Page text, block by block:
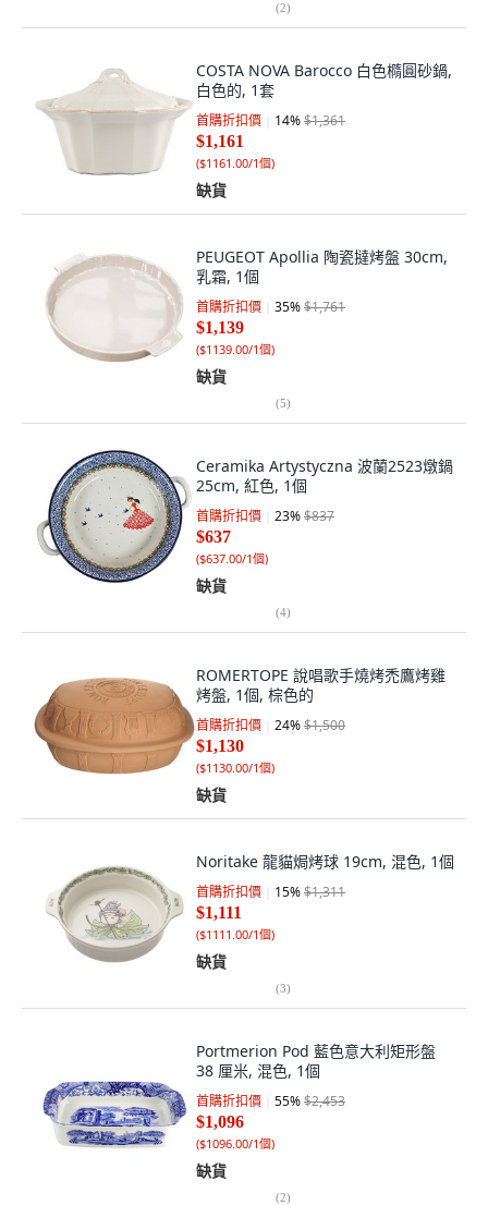
(2)
COSTA NOVA Barocco 白色橢圓砂鍋,
白色的, 1套
首購折扣價 14%$1,361
$1,161
($1161.00/1個)
缺貨
PEUGEOT Apollia 陶瓷撻烤盤 30cm,
乳霜, 1個
首購折扣價 35%$1,761
$1,139
($1139.00/1個)
缺貨
(5)
Ceramika Artystyczna 波蘭2523燉鍋
25cm, 紅色, 1個
首購折扣價 23%$837
$637
($637.00/1個)
缺貨
(4)
ROMERTOPE 說唱歌手燒烤禿鷹烤雞
烤盤, 1個, 棕色的
首購折扣價 24%$1,500
$1,130
($1130.00/1個)
缺貨
Noritake 龍貓焗烤球 19cm, 混色, 1個
首購折扣價 15%$1,311
$1,111
($1111.00/1個)
缺貨
(3)
Portmerion Pod 藍色意大利矩形盤
38 厘米, 混色, 1個
首購折扣價 55%$2,453
$1,096
($1096.00/1個)
缺貨
(2)